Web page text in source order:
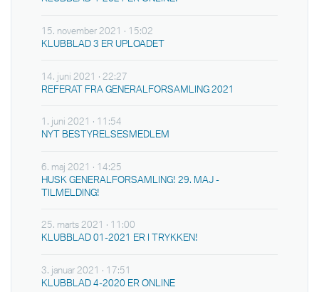
15. november 2021 · 15:02
KLUBBLAD 3 ER UPLOADET
14. juni 2021 · 22:27
REFERAT FRA GENERALFORSAMLING 2021
1. juni 2021 · 11:54
NYT BESTYRELSESMEDLEM
6. maj 2021 · 14:25
HUSK GENERALFORSAMLING! 29. MAJ -
TILMELDING!
25. marts 2021 · 11:00
KLUBBLAD 01-2021 ER I TRYKKEN!
3. januar 2021 · 17:51
KLUBBLAD 4-2020 ER ONLINE